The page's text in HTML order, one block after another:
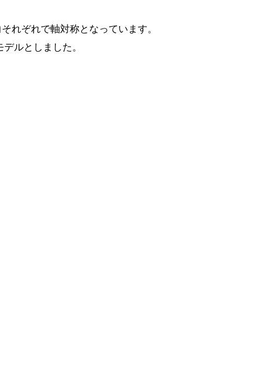
れぞれで軸対称となっています。
ルとしました。